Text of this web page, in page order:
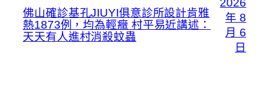
佛山確診基孔JIUYI俱意診所設計肯雅
熱1873例，均為輕癥 村平易近講述：
天天有人進村消殺蚊蟲
2026
年 8
月 6
日